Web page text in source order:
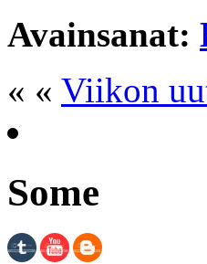
Avainsanat:
« « Viikon
Some